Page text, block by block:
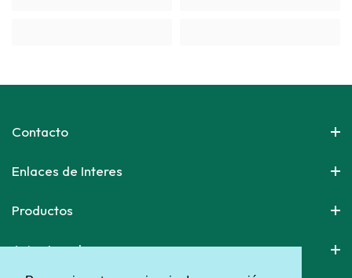
Contacto
Enlaces de Interes
Productos
Aviso Legal